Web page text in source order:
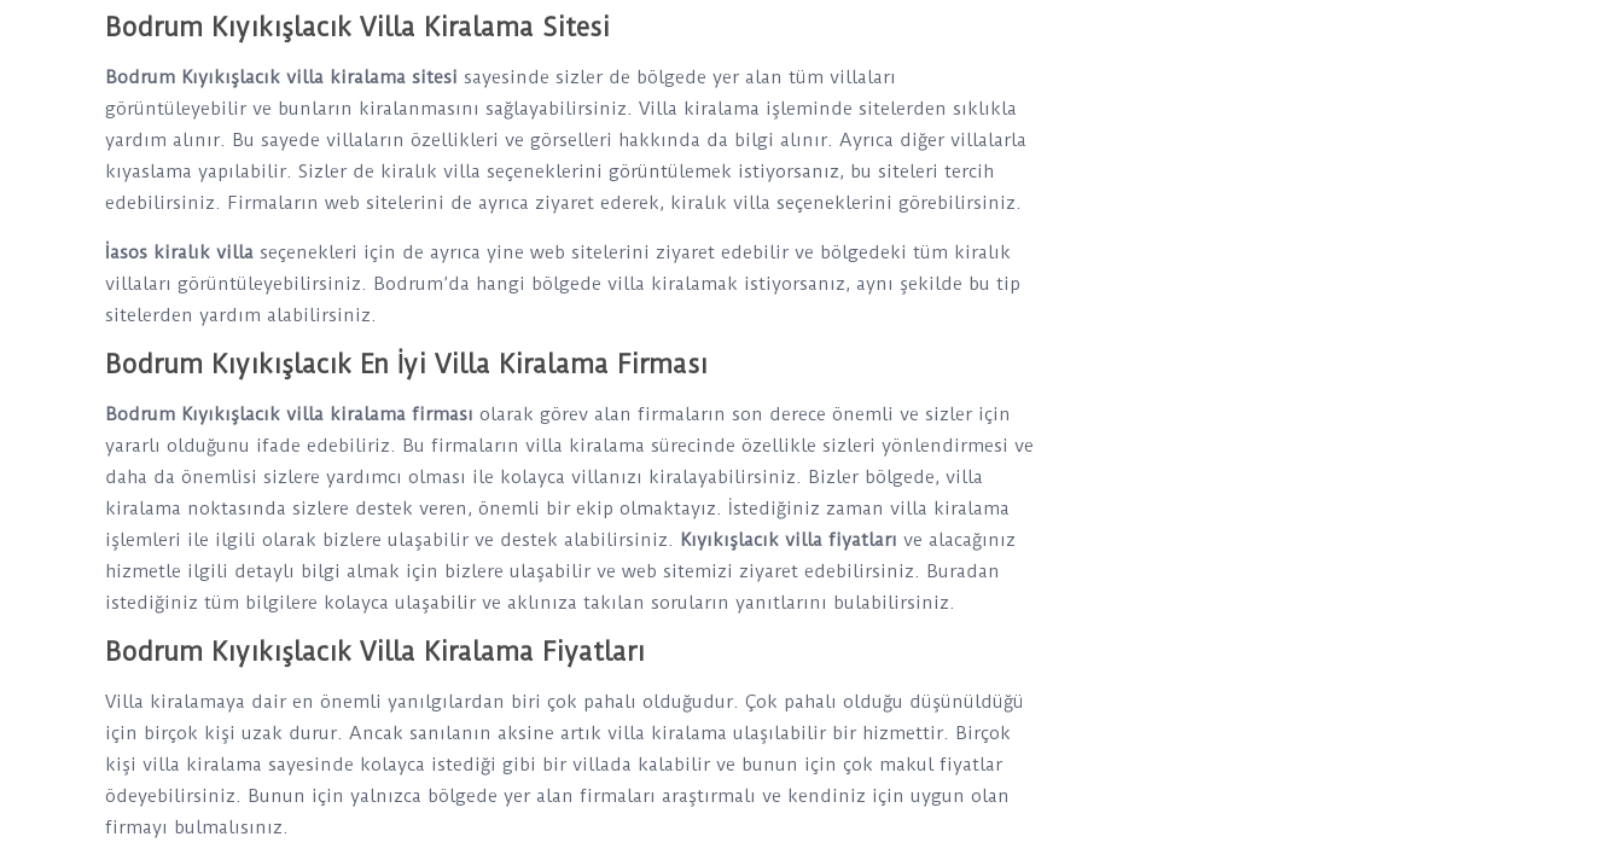
Bodrum Kıyıkışlacık Villa Kiralama Sitesi
Bodrum Kıyıkışlacık villa kiralama sitesi sayesinde sizler de bölgede yer alan tüm villaları
görüntüleyebilir ve bunların kiralanmasını sağlayabilirsiniz. Villa kiralama işleminde sitelerden sıklıkla
yardım alınır. Bu sayede villaların özellikleri ve görselleri hakkında da bilgi alınır. Ayrıca diğer villalarla
kıyaslama yapılabilir. Sizler de kiralık villa seçeneklerini görüntülemek istiyorsanız, bu siteleri tercih
edebilirsiniz. Firmaların web sitelerini de ayrıca ziyaret ederek, kiralık villa seçeneklerini görebilirsiniz.
İasos kiralık villa seçenekleri için de ayrıca yine web sitelerini ziyaret edebilir ve bölgedeki tüm kiralık
villaları görüntüleyebilirsiniz. Bodrum’da hangi bölgede villa kiralamak istiyorsanız, aynı şekilde bu tip
sitelerden yardım alabilirsiniz.
Bodrum Kıyıkışlacık En İyi Villa Kiralama Firması
Bodrum Kıyıkışlacık villa kiralama firması olarak görev alan firmaların son derece önemli ve sizler için
yararlı olduğunu ifade edebiliriz. Bu firmaların villa kiralama sürecinde özellikle sizleri yönlendirmesi ve
daha da önemlisi sizlere yardımcı olması ile kolayca villanızı kiralayabilirsiniz. Bizler bölgede, villa
kiralama noktasında sizlere destek veren, önemli bir ekip olmaktayız. İstediğiniz zaman villa kiralama
işlemleri ile ilgili olarak bizlere ulaşabilir ve destek alabilirsiniz. Kıyıkışlacık villa fiyatları ve alacağınız
hizmetle ilgili detaylı bilgi almak için bizlere ulaşabilir ve web sitemizi ziyaret edebilirsiniz. Buradan
istediğiniz tüm bilgilere kolayca ulaşabilir ve aklınıza takılan soruların yanıtlarını bulabilirsiniz.
Bodrum Kıyıkışlacık Villa Kiralama Fiyatları
Villa kiralamaya dair en önemli yanılgılardan biri çok pahalı olduğudur. Çok pahalı olduğu düşünüldüğü
için birçok kişi uzak durur. Ancak sanılanın aksine artık villa kiralama ulaşılabilir bir hizmettir. Birçok
kişi villa kiralama sayesinde kolayca istediği gibi bir villada kalabilir ve bunun için çok makul fiyatlar
ödeyebilirsiniz. Bunun için yalnızca bölgede yer alan firmaları araştırmalı ve kendiniz için uygun olan
firmayı bulmalısınız.